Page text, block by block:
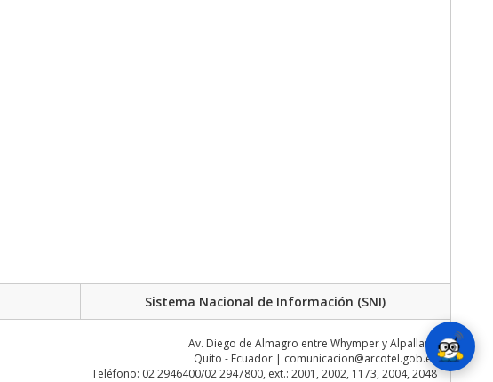
Sistema Nacional de Información (SNI)
Av. Diego de Almagro entre Whymper y Alpallana
Quito - Ecuador | comunicacion@arcotel.gob.ec
Teléfono: 02 2946400/02 2947800, ext.: 2001, 2002, 1173, 2004, 2048